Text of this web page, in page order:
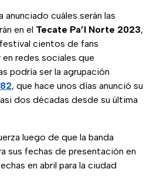
anunciado cuáles serán las
en el Tecate Pa’l Norte 2023,
cientos de fans
redes sociales que
podría ser la agrupación
, que hace unos días anunció su
dos décadas desde su última
luego de que la banda
sus fechas de presentación en
en abril para la ciudad